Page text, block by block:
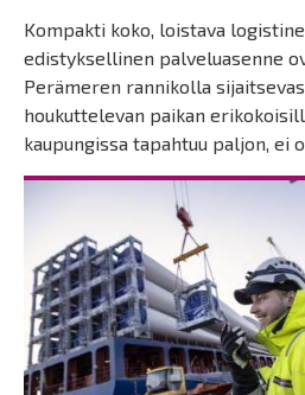
Kompakti koko, loistava
edistyksellinen palveluasenne
Perämeren rannikolla
houkuttelevan paikan
kaupungissa tapahtuu paljon, ei